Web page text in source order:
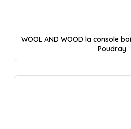
WOOL AND WOOD la console
Poudray